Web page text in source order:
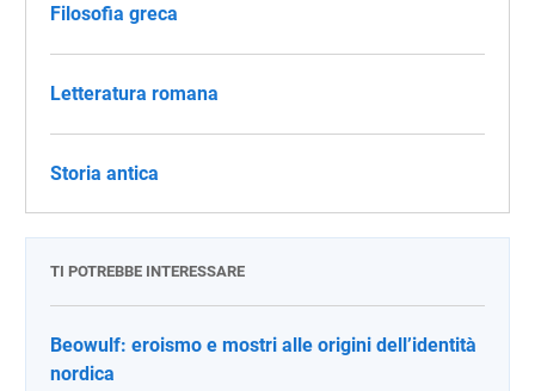
Filosofia greca
Letteratura romana
Storia antica
TI POTREBBE INTERESSARE
Beowulf: eroismo e mostri alle origini dell’identità
nordica